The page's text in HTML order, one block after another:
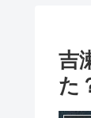
吉
た